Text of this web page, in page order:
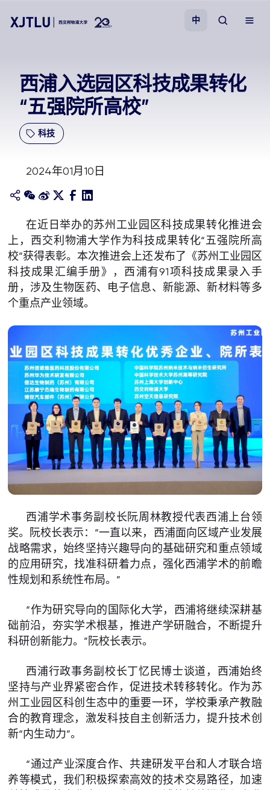
招生
科研
学院
关于我们
中
西浦入选园区科技成果转化
“五强院所高校”
科技
2024年01月10日
在近日举办的苏州工业园区科技成果转化推进会
上，西交利物浦大学作为科技成果转化“五强院所高
校”获得表彰。本次推进会上还发布了《苏州工业园区
科技成果汇编手册》，西浦有91项科技成果录入手
册，涉及生物医药、电子信息、新能源、新材料等多
个重点产业领域。
西浦学术事务副校长阮周林教授代表西浦上台领
奖。阮校长表示：“一直以来，西浦面向区域产业发展
战略需求，始终坚持兴趣导向的基础研究和重点领域
的应用研究，找准科研着力点，强化西浦学术的前瞻
性规划和系统性布局。”
“作为研究导向的国际化大学，西浦将继续深耕基
础前沿，夯实学术根基，推进产学研融合，不断提升
科研创新能力。”阮校长表示。
西浦行政事务副校长丁忆民博士谈道，西浦始终
坚持与产业界紧密合作，促进技术转移转化。作为苏
州工业园区科创生态中的重要一环，学校秉承产教融
合的教育理念，激发科技自主创新活力，提升技术创
新“内生动力”。
“通过产业深度合作、共建研发平台和人才联合培
养等模式，我们积极探索高效的技术交易路径，加速